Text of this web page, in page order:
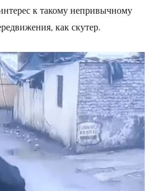
к такому непривычному
как скутер.